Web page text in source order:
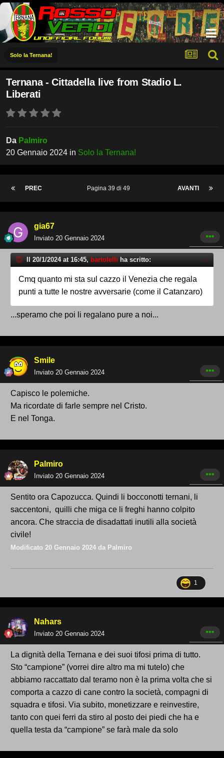
Solo la Ternana!
Ternana - Cittadella live from Stadio L.
Liberati
Da Palmiro
20 Gennaio 2024 in Solo la Ternana!
PREC AVANTI
Pagina 39 di 49
gia67
Inviato 20 Gennaio 2024
Il 20/1/2024 at 16:45, bartolelli ha scritto:
Cmq quanto mi sta sul cazzo il Venezia che regala
punti a tutte le nostre avversarie (come il Catanzaro)
...speramo che poi li regalano pure a noi...
Smile
Inviato 20 Gennaio 2024
Capisco le polemiche.
Ma ricordate di farle sempre nel Cristo.
E nel Tonga.
Palmiro
Inviato 20 Gennaio 2024
Sentito ora Capozucca. Quindi li bocconotti ternani, li
saccentoni, quilli che miga ce li freghi hanno colpito
ancora. Che straccia de disadattati inutili alla società
civile!
Modificato 20 Gennaio 2024 da Palmiro
1
Nahars
Inviato 20 Gennaio 2024
La dignità della Ternana e dei suoi tifosi prima di tutto.
Sto “campione” (vorrei dire altro ma mi tutelo) che
abbiamo raccattato dal teramo non è la prima volta che si
comporta a cazzo di cane contro la società, compagni di
squadra e tifosi. Via subito, monetizzare e reinvestire,
tanto con quei ferri da stiro al posto dei piedi che ha e
quella testa da “campione” se farà male da solo